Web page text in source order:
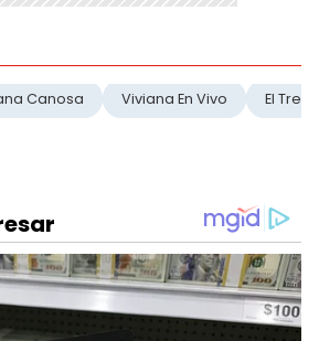
Canosa Viviana En Vivo El Trece